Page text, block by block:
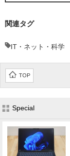
関連タグ
IT・ネット・科学
TOP
Special